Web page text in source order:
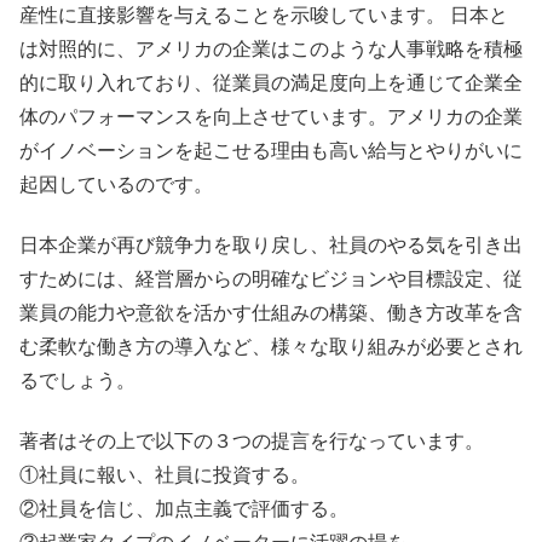
産性に直接影響を与えることを示唆しています。 日本と
は対照的に、アメリカの企業はこのような人事戦略を積極
的に取り入れており、従業員の満足度向上を通じて企業全
体のパフォーマンスを向上させています。アメリカの企業
がイノベーションを起こせる理由も高い給与とやりがいに
起因しているのです。
日本企業が再び競争力を取り戻し、社員のやる気を引き出
すためには、経営層からの明確なビジョンや目標設定、従
業員の能力や意欲を活かす仕組みの構築、働き方改革を含
む柔軟な働き方の導入など、様々な取り組みが必要とされ
るでしょう。
著者はその上で以下の３つの提言を行なっています。
①社員に報い、社員に投資する。
②社員を信じ、加点主義で評価する。